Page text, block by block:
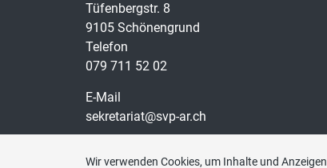
Tüfenbergstr. 8
9105 Schönengrund
Telefon
079 711 52 02
E-Mail
sekretariat@svp-ar.ch
Wir verwenden Cookies, um Inhalte und